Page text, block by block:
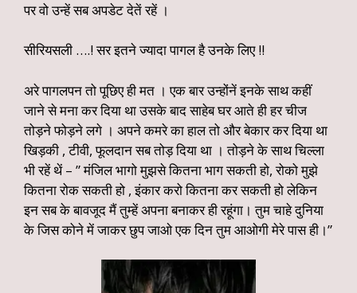
पर वो उन्हें सब अपडेट देतें रहें ।
सीरियसली ….! सर इतने ज्यादा पागल है उनके लिए !!
अरे पागलपन तो पूछिए ही मत । एक बार उन्होंनें इनके साथ कहीं
जाने से मना कर दिया था उसके बाद साहेब घर आते ही हर चीज
तोड़ने फोड़ने लगे । अपने कमरे का हाल तो और बेकार कर दिया था
खिड़की , टीवी, फूलदान सब तोड़ दिया था । तोड़ने के साथ चिल्ला
भी रहें थें – ” मंजिल भागो मुझसे कितना भाग सकती हो, रोको मुझे
कितना रोक सकती हो , इंकार करो कितना कर सकती हो लेकिन
इन सब के बावजूद मैं तुम्हें अपना बनाकर ही रहूंगा। तुम चाहे दुनिया
के जिस कोने में जाकर छुप जाओ एक दिन तुम आओगी मेरे पास ही।”